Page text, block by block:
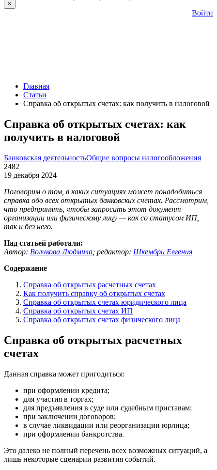
×
Войти
Главная
Статьи
Справка об открытых счетах: как получить в налоговой
Справка об открытых счетах: как
получить в налоговой
Банковская деятельностьОбщие вопросы налогообложения
2482
19 декабря 2024
Поговорим о том, в каких ситуациях может понадобиться
справка обо всех открытых банковских счетах. Рассмотрим,
что предпринять, чтобы запросить этот документ
организации или физическому лицу — как со статусом ИП,
так и без него.
Над статьей работали:
Автор: Волчкова Людмила; редактор: Шкембри Евгения
Содержание
Справка об открытых расчетных счетах
Как получить справку об открытых счетах
Справка об открытых счетах юридического лица
Справка об открытых счетах ИП
Справка об открытых счетах физического лица
Справка об открытых расчетных
счетах
Данная справка может пригодиться:
при оформлении кредита;
для участия в торгах;
для предъявления в суде или судебным приставам;
при заключении договоров;
в случае ликвидации или реорганизации юрлица;
при оформлении банкротства.
Это далеко не полный перечень всех возможных ситуаций, а
лишь некоторые сценарии развития событий.